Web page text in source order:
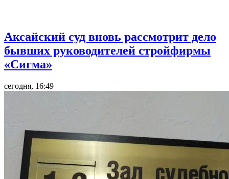
Аксайский суд вновь рассмотрит дело
бывших руководителей стройфирмы
«Сигма»
сегодня, 16:49